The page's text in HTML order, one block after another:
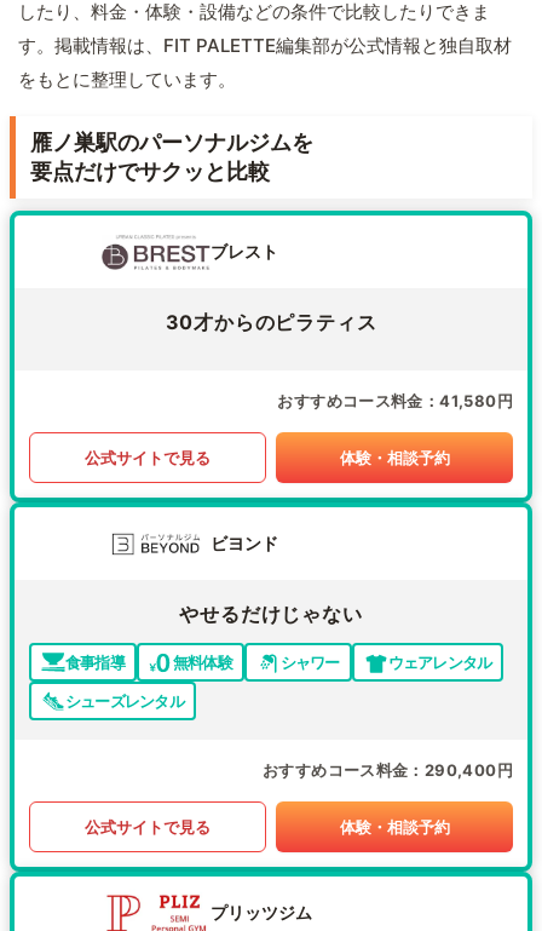
したり、料金・体験・設備などの条件で比較したりできま
す。掲載情報は、FIT PALETTE編集部が公式情報と独自取材
をもとに整理しています。
雁ノ巣駅のパーソナルジムを
要点だけでサクッと比較
ブレスト
30才からのピラティス
おすすめコース料金 41,580円
公式サイトで見る 体験・相談予約
ビヨンド
やせるだけじゃない
食事指導 無料体験 シャワー
ウェアレンタル
シューズレンタル
おすすめコース料金 290,400円
公式サイトで見る 体験・相談予約
プリッツジム